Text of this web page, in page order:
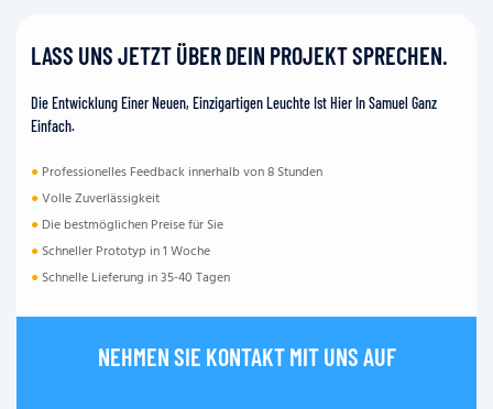
LASS UNS JETZT ÜBER DEIN PROJEKT SPRECHEN.
Die Entwicklung Einer Neuen, Einzigartigen Leuchte Ist Hier In Samuel Ganz
Einfach.
● Professionelles Feedback innerhalb von 8 Stunden
●Volle Zuverlässigkeit
● Die bestmöglichen Preise für Sie
● Schneller Prototyp in 1 Woche
● Schnelle Lieferung in 35-40 Tagen
NEHMEN SIE KONTAKT MIT UNS AUF